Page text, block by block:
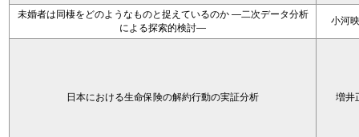
未婚者は同棲をどのようなものと捉えているのか —二次データ分析
による探索的検討—
小河
日本における生命保険の解約行動の実証分析 増井